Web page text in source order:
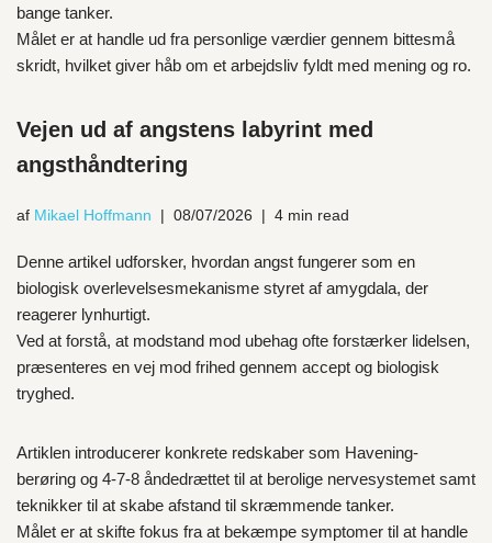
bange tanker.
Målet er at handle ud fra personlige værdier gennem bittesmå
skridt, hvilket giver håb om et arbejdsliv fyldt med mening og ro.
Vejen ud af angstens labyrint med
angsthåndtering
af Mikael Hoffmann 08/07/2026 4 min read
Denne artikel udforsker, hvordan angst fungerer som en
biologisk overlevelsesmekanisme styret af amygdala, der
reagerer lynhurtigt.
Ved at forstå, at modstand mod ubehag ofte forstærker lidelsen,
præsenteres en vej mod frihed gennem accept og biologisk
tryghed.
Artiklen introducerer konkrete redskaber som Havening-
berøring og 4-7-8 åndedrættet til at berolige nervesystemet samt
teknikker til at skabe afstand til skræmmende tanker.
Målet er at skifte fokus fra at bekæmpe symptomer til at handle